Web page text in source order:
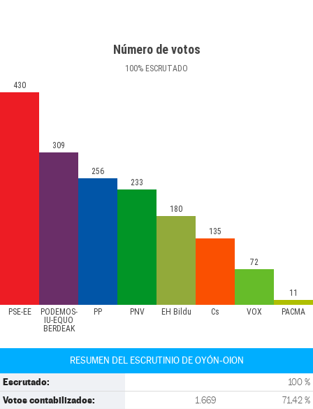
Número de votos
100% ESCRUTADO
PSE-EE
PODEMOS-
IU-EQUO
BERDEAK
PP PNV EH Bildu Cs VOX PACMA
430
309
256
233
180
135
72
11
RESUMEN DEL ESCRUTINIO DE OYÓN-OION
Escrutado: 100 %
Votos contabilizados: 1.669 71,42 %